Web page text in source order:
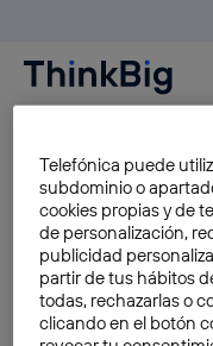
CIENTÍFICO
Telefónica puede
subdominio o
cookies propias y de
de personalización,
publicidad
partir de tus hábitos
todas, rechazarlas o
clicando en el botón